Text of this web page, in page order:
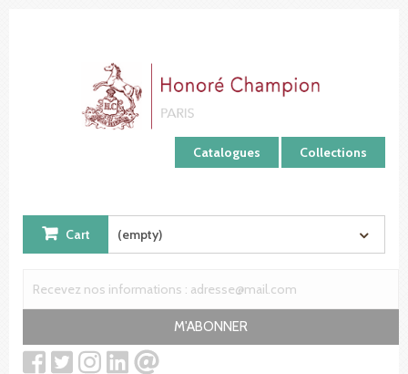
Catalogues Collections
Cart (empty)
M'ABONNER